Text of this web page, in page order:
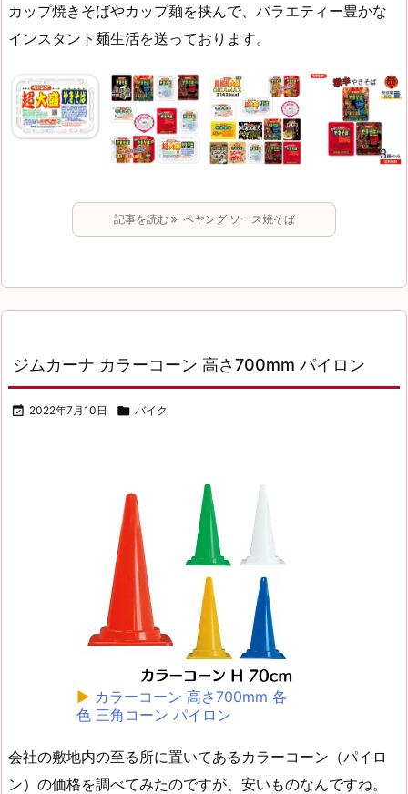
カップ焼きそばやカップ麺を挟んで、バラエティー豊かな
インスタント麺生活を送っております。
記事を読む ペヤング ソース焼そば
ジムカーナ カラーコーン 高さ700mm パイロン
 2022年7月10日  バイク
▶ カラーコーン 高さ700mm 各
色 三角コーン パイロン
会社の敷地内の至る所に置いてあるカラーコーン（パイロ
ン）の価格を調べてみたのですが、安いものなんですね。